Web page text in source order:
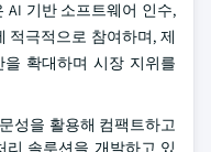
AI 기반 소프트웨어 인수,
적극적으로 참여하며, 제
확대하며 시장 지위를
성을 활용해 컴팩트하고
솔루션을 개발하고 있